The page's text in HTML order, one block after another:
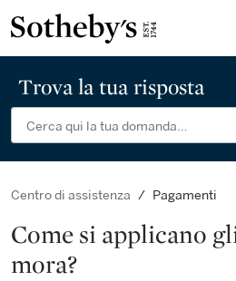
Trova la tua risposta
Centro di assistenza Pagamenti
Come si applicano
mora?